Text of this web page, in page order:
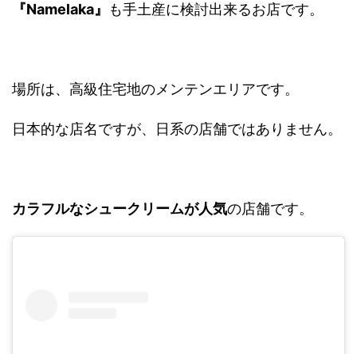
『Namelaka』 も手土産に検討出来るお店です。
場所は、高級住宅地のメンテンエリアです。
日本的な店名ですが、日系の店舗ではありません。
カラフルなシュークリームが人気の店舗です。